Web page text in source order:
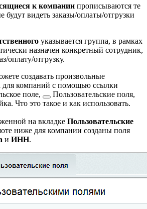
к компании прописываются те
будут видеть заказы/оплаты/отгрузки
указывается группа, в рамках
назначен конкретный сотрудник,
оплату/отгрузку.
создавать произвольные
для компаний с помощью ссылки
поле,
Пользовательские поля,
Что это такое и как использовать.
на вкладке Пользовательские
ниже для компании созданы поля
и ИНН.